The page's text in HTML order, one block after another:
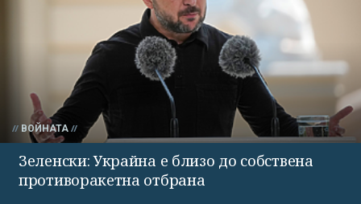
ВОЙНАТА
Зеленски: Украйна е близо до собствена
противоракетна отбрана